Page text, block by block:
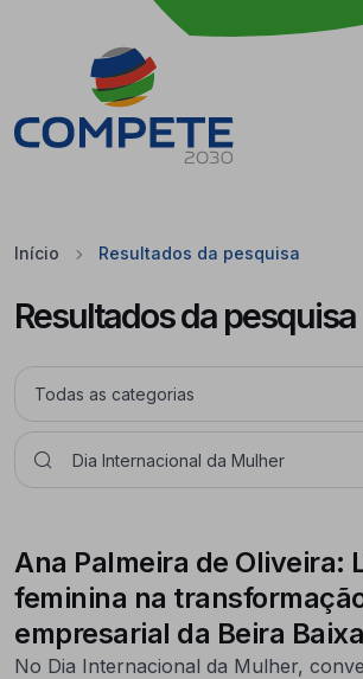
Saltar para o conteúdo principal da
Início Resultados da pesquisa
Resultados da pesquisa
Ana Palmeira de Oliveira:
feminina na
empresarial da Beira Baixa
No Dia Internacional da Mulher,